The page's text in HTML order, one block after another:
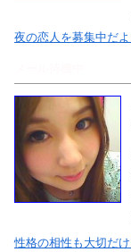
夜の恋人を募集中だ
性格の相性も大切だ